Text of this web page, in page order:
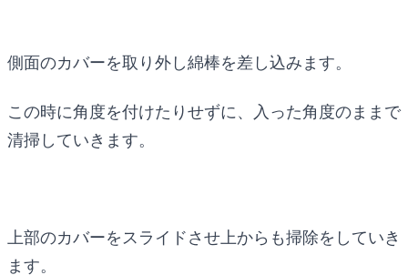
側面のカバーを取り外し綿棒を差し込みます。
この時に角度を付けたりせずに、入った角度のままで
清掃していきます。
上部のカバーをスライドさせ上からも掃除をしていき
ます。